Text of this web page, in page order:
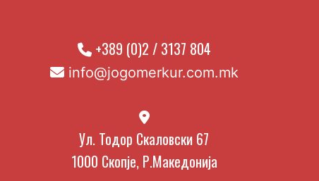
+389 (0)2 / 3137 804
info@jogomerkur.com.mk
Ул. Тодор Скаловски 67
1000 Скопје, Р.Македонија